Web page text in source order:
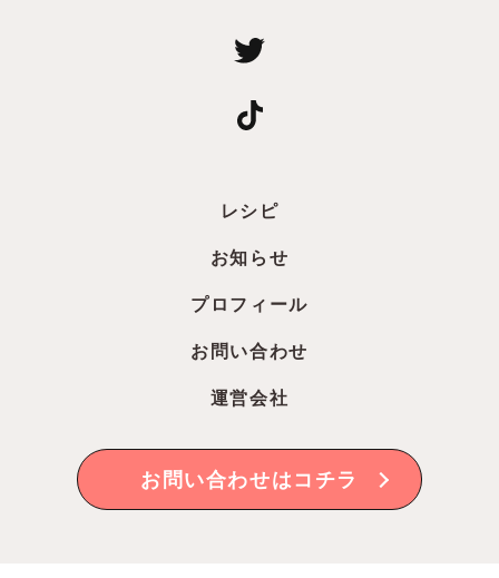
レシピ
お知らせ
プロフィール
お問い合わせ
運営会社
お問い合わせはコチラ